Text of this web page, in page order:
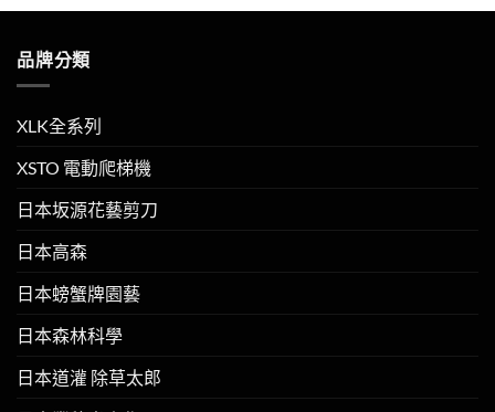
品牌分類
XLK全系列
XSTO 電動爬梯機
日本坂源花藝剪刀
日本高森
日本螃蟹牌園藝
日本森林科學
日本道灌 除草太郎